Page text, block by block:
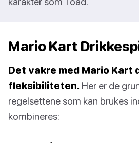
Mario Kart
Det vakre med Mario Kart
fleksibiliteten. Her er de
regelsettene som kan brukes
kombineres: